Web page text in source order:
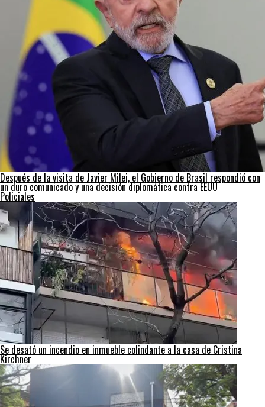
Después de la visita de Javier Milei, el Gobierno de Brasil respondió con
un duro comunicado y una decisión diplomática contra EEUU
Policiales
Se desató un incendio en inmueble colindante a la casa de Cristina
Kirchner